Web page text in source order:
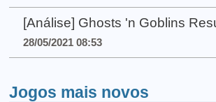
[Análise] Ghosts 'n Goblins
28/05/2021 08:53
Jogos mais novos